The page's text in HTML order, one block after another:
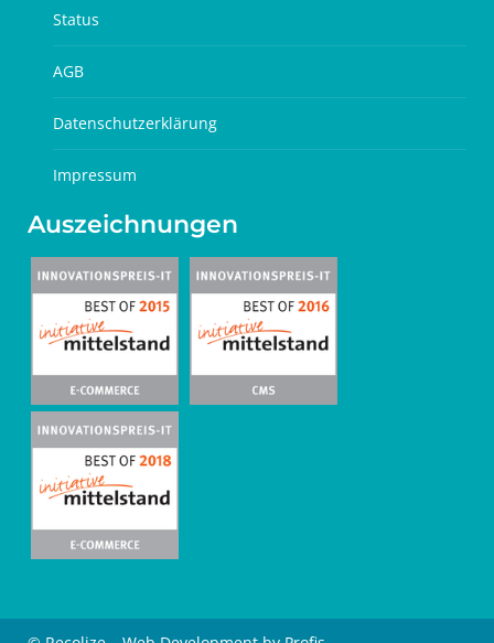
Status
AGB
Datenschutzerklärung
Impressum
Auszeichnungen